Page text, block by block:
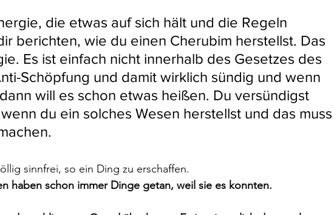
die etwas auf sich hält und die Regeln
berichten, wie du einen Cherubim herstellst. Das
Es ist einfach nicht innerhalb des Gesetzes des
Schöpfung und damit wirklich sündig und wenn
will es schon etwas heißen. Du versündigst
du ein solches Wesen herstellst und das muss
sinnfrei, so ein Ding zu erschaffen.
haben schon immer Dinge getan, weil sie es konnten.